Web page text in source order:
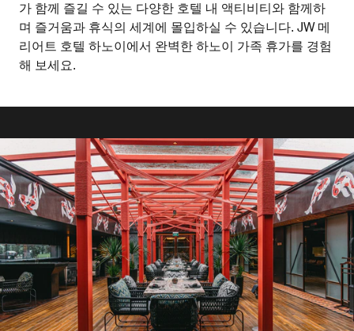
가 함께 즐길 수 있는 다양한 호텔 내 액티비티와 함께하
며 즐거움과 휴식의 세계에 몰입하실 수 있습니다. JW 메
리어트 호텔 하노이에서 완벽한 하노이 가족 휴가를 경험
해 보세요.